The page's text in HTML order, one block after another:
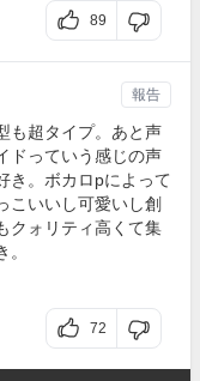
89
も超タイプ。あと声
ドっていう感じの声
き。ボカロpによって
こいいし可愛いし創
クォリティ高くて集
72
報告